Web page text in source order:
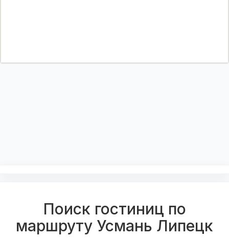
Поиск гостиниц по
маршруту Усмань Липецк